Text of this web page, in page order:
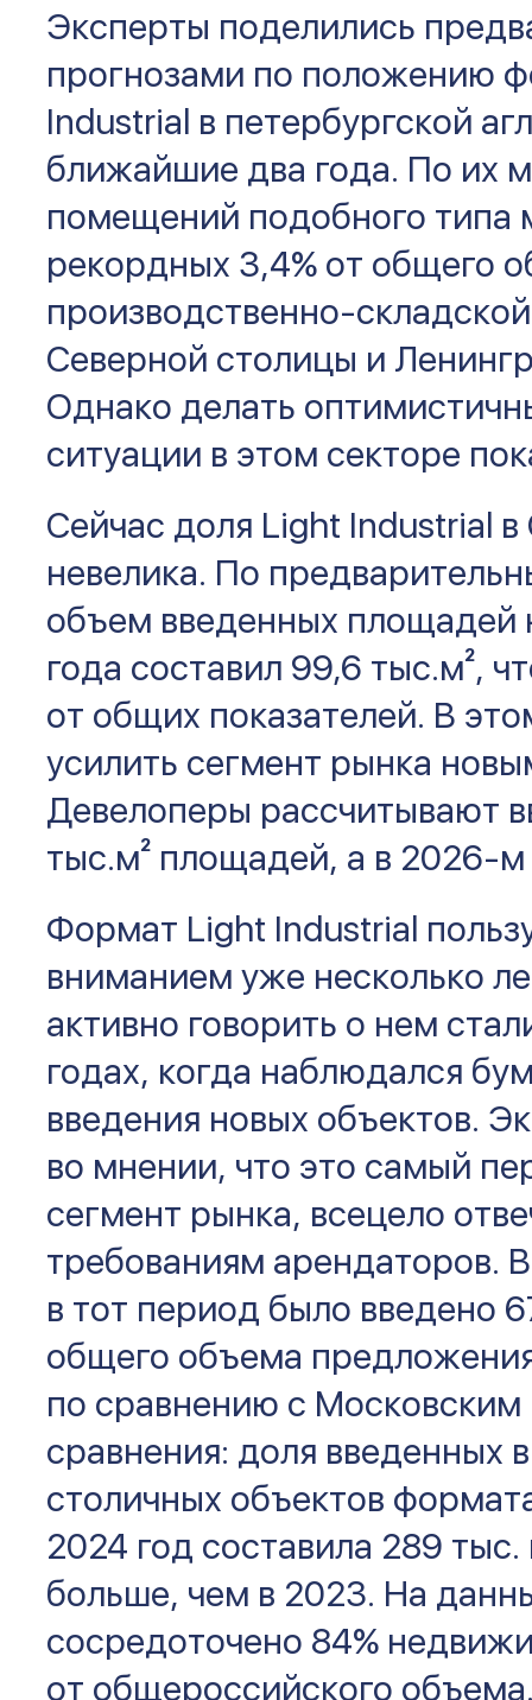
Эксперты поделились
прогнозами по положению
Industrial в петербургской
ближайшие два года. По их
помещений подобного типа
рекордных 3,4% от общего
производственно-
Северной столицы и
Однако делать
ситуации в этом секторе
Сейчас доля Light Industrial
невелика. По
объем введенных площадей
года составил 99,6 тыс.м²,
от общих показателей. В
усилить сегмент рынка
Девелоперы рассчитывают
тыс.м² площадей, а в 2026-м
Формат Light Industrial
вниманием уже несколько
активно говорить о нем
годах, когда наблюдался
введения новых объектов.
во мнении, что это самый
сегмент рынка, всецело
требованиям арендаторов.
в тот период было введено
общего объема
по сравнению с
сравнения: доля введенных
столичных объектов
2024 год составила 289 тыс.
больше, чем в 2023. На
сосредоточено 84%
от общероссийского